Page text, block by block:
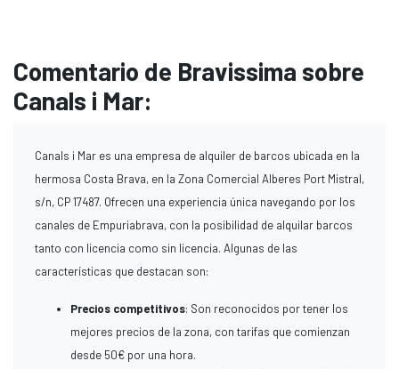
Comentario de Bravissima sobre
Canals i Mar:
Canals i Mar es una empresa de alquiler de barcos ubicada en la
hermosa Costa Brava, en la Zona Comercial Alberes Port Mistral,
s/n, CP 17487. Ofrecen una experiencia única navegando por los
canales de Empuriabrava, con la posibilidad de alquilar barcos
tanto con licencia como sin licencia. Algunas de las
características que destacan son:
Precios competitivos: Son reconocidos por tener los
mejores precios de la zona, con tarifas que comienzan
desde 50€ por una hora.